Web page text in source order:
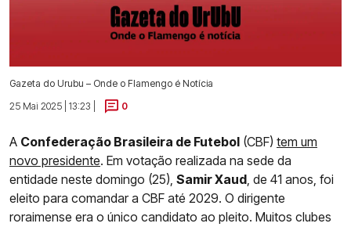
Gazeta do Urubu – Onde o Flamengo é Notícia
25 Mai 2025 | 13:23 |
0
A Confederação Brasileira de Futebol (CBF) tem um
novo presidente. Em votação realizada na sede da
entidade neste domingo (25), Samir Xaud, de 41 anos, foi
eleito para comandar a CBF até 2029. O dirigente
roraimense era o único candidato ao pleito. Muitos clubes